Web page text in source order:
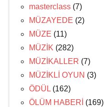
masterclass (7)
MÜZAYEDE (2)
MÜZE (11)
MÜZİK (282)
MÜZİKALLER (7)
MÜZİKLİ OYUN (3)
ÖDÜL (162)
ÖLÜM HABERİ (169)